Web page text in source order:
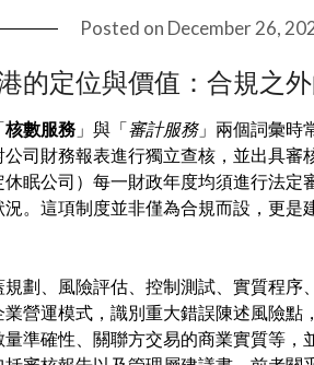
Posted on December 26,
的定位與價值：合規之
核數服務 」與「審計服務」兩個詞彙時
司財務報表進行獨立查核，並出具審
眠公司）每一財政年度均須進行法定
。這項制度並非僅為合規而設，更是
規劃、風險評估、控制測試、實質程序
營運模式，識別重大錯誤陳述風險點
準確性、關聯方交易的商業實質等，